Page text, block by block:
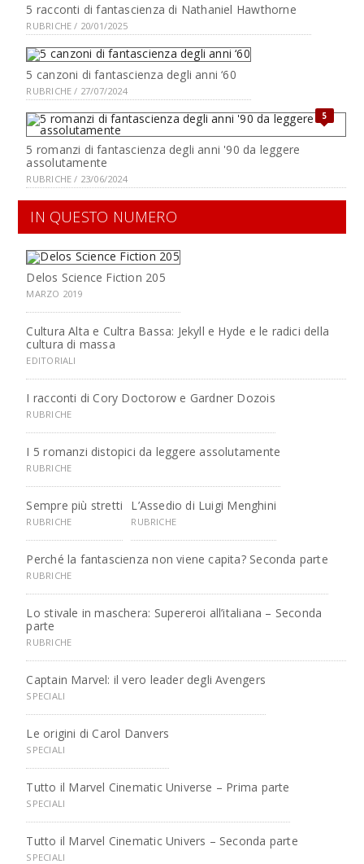
5 racconti di fantascienza di Nathaniel Hawthorne
RUBRICHE / 20/01/2025
5 canzoni di fantascienza degli anni ‘60
RUBRICHE / 27/07/2024
5
5 romanzi di fantascienza degli anni '90 da leggere
assolutamente
RUBRICHE / 23/06/2024
IN QUESTO NUMERO
Delos Science Fiction 205
MARZO 2019
Cultura Alta e Cultra Bassa: Jekyll e Hyde e le radici della
cultura di massa
EDITORIALI
I racconti di Cory Doctorow e Gardner Dozois
RUBRICHE
I 5 romanzi distopici da leggere assolutamente
RUBRICHE
Sempre più stretti
RUBRICHE
L’Assedio di Luigi Menghini
RUBRICHE
Perché la fantascienza non viene capita? Seconda parte
RUBRICHE
Lo stivale in maschera: Supereroi all’italiana – Seconda
parte
RUBRICHE
Captain Marvel: il vero leader degli Avengers
SPECIALI
Le origini di Carol Danvers
SPECIALI
Tutto il Marvel Cinematic Universe – Prima parte
SPECIALI
Tutto il Marvel Cinematic Univers – Seconda parte
SPECIALI